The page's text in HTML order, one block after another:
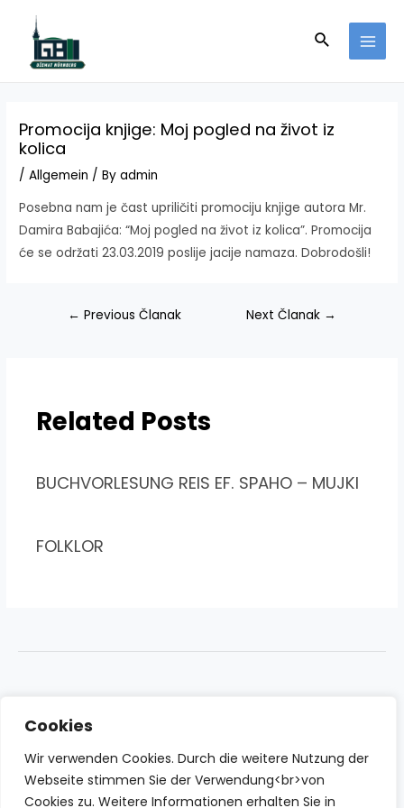
Cookies
Wir verwenden Cookies. Durch die weitere Nutzung der
Webseite stimmen Sie der Verwendung<br>von
Cookies zu. Weitere Informationen erhalten Sie in
content
Search
Promocija knjige: Moj pogled na život iz
kolica
/Allgemein / Byadmin
Posebna nam je čast upriličiti promociju knjige autora Mr.
Damira Babajića: “Moj pogled na život iz kolica”. Promocija
će se održati 23.03.2019 poslije jacije namaza. Dobrodošli!
Navigacija
← Previous Članak Next Članak →
Related Posts
BUCHVORLESUNG REIS EF. SPAHO – MUJKI
FOLKLOR